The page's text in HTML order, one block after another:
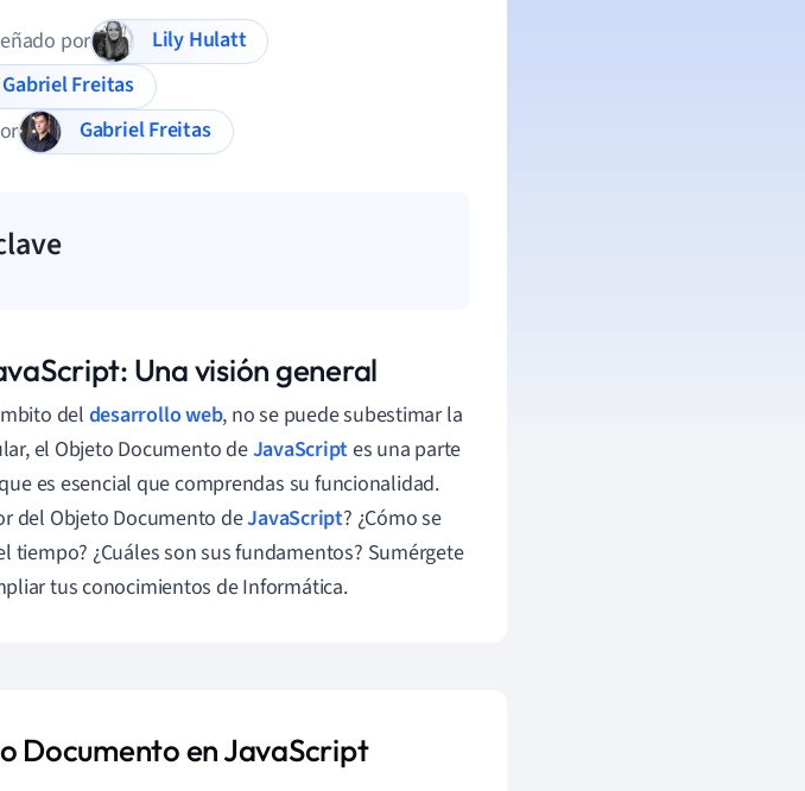
por
Lily Hulatt
Gabriel Freitas
Gabriel Freitas
Una visión general
del desarrollo web, no se puede subestimar la
el Objeto Documento deJavaScriptes una parte
es esencial que comprendas su funcionalidad.
del Objeto Documento deJavaScript? ¿Cómo se
¿Cuáles son sus fundamentos? Sumérgete
tus conocimientos de Informática.
Documento en JavaScript